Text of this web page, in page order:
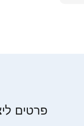
פרטים